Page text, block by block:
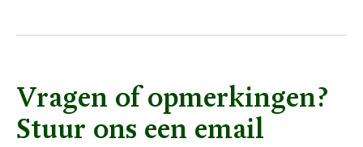
Vragen of opmerkingen?
Stuur ons een email